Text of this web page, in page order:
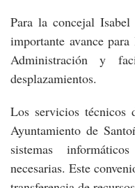
Para la concejal Isabel
importante avance
Administración y
desplazamientos.
Los servicios
Ayuntamiento de
sistemas
necesarias. Este